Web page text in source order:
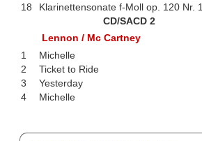
18
Klarinettensonate f-Moll op. 120 Nr. 1
CD/SACD 2
Lennon / Mc Cartney
1
Michelle
2
Ticket to Ride
3
Yesterday
4
Michelle